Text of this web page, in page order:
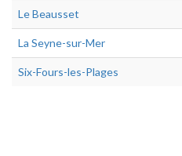
Le Beausset
La Seyne-sur-Mer
Six-Fours-les-Plages